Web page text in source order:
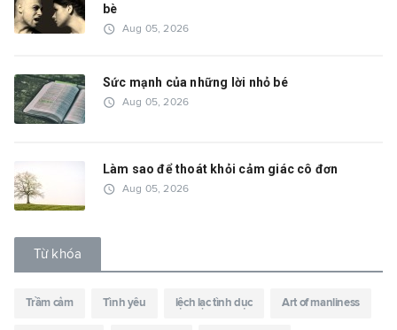
bè
access_time Aug 05, 2026
Sức mạnh của những lời nhỏ bé
access_time Aug 05, 2026
Làm sao để thoát khỏi cảm giác cô đơn
access_time Aug 05, 2026
Từ khóa
Trầm cảm Tình yêu lệch lạc tình dục Art of manliness